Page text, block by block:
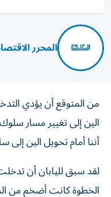
المحرر
من المتوقع أن يؤدي
الين إلى تغيير مسار
أننا أمام تحويل الين
لقد سبق لليابان أن
الخطوة كانت أضخم من